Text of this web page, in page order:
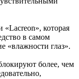
которая
в самом
«влажности глаз».
более, чем